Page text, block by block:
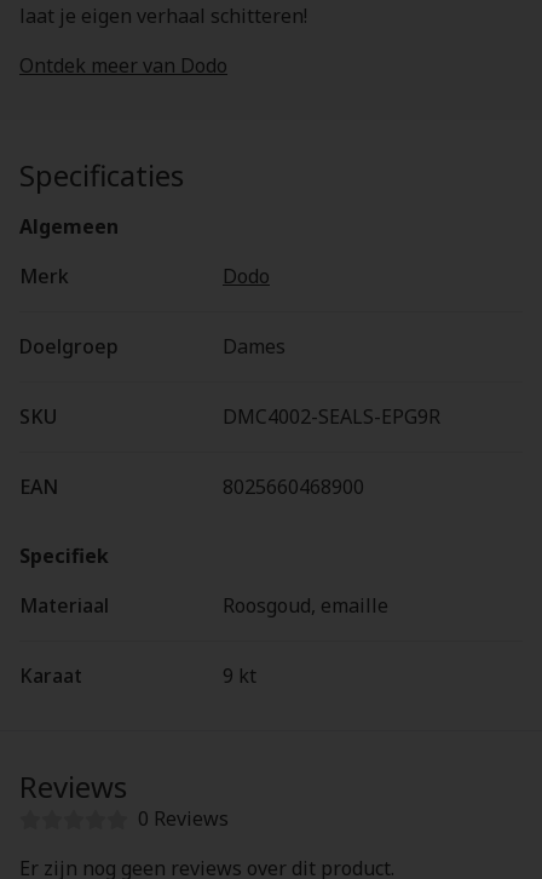
laat je eigen verhaal schitteren!
Ontdek meer van Dodo
Specificaties
Algemeen
Merk
Dodo
Doelgroep Dames
SKU DMC4002-SEALS-EPG9R
EAN 8025660468900
Specifiek
Materiaal
Roosgoud, emaille
Karaat 9 kt
Reviews
0 Reviews
Er zijn nog geen reviews over dit product.